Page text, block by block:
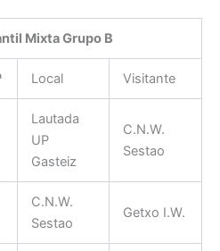
Mixta Grupo B
Local Visitante
Lautada
UP
Gasteiz
C.N.W.
Sestao
C.N.W.
Sestao
Getxo I.W.